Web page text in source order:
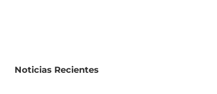
Noticias Recientes